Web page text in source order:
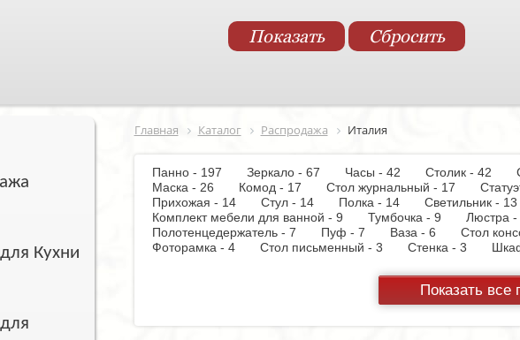
Кухни
Главная Каталог Распродажа Италия
Панно - 197 Зеркало - 67 Часы - 42 Столик - 42
Маска - 26
Комод - 17 Стол журнальный - 17
Прихожая - 14
Стул - 14 Полка - 14 Светильник -
Комплект мебели для ванной - 9
Тумбочка - 9
Полотенцедержатель - 7
Пуф - 7 Ваза - 6 Стол
Фоторамка - 4
Стол письменный - 3 Стенка - 3
Панель настенная для TV - 3Газетница
Предмет интерьера - 2
Стойка ресепшен - 1
шкаф - 1
Копилка - 1Корзина - 1Держатель для
Показать все